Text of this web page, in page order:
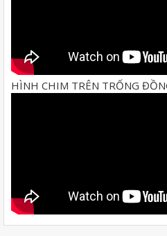
HÌNH CHIM TRÊN TRỐNG